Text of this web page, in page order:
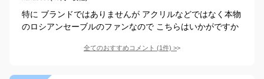
特に ブランドではありませんが アクリルなどではなく本物
のロシアンセーブルのファンなので こちらはいかがですか
全てのおすすめコメント (1件) >